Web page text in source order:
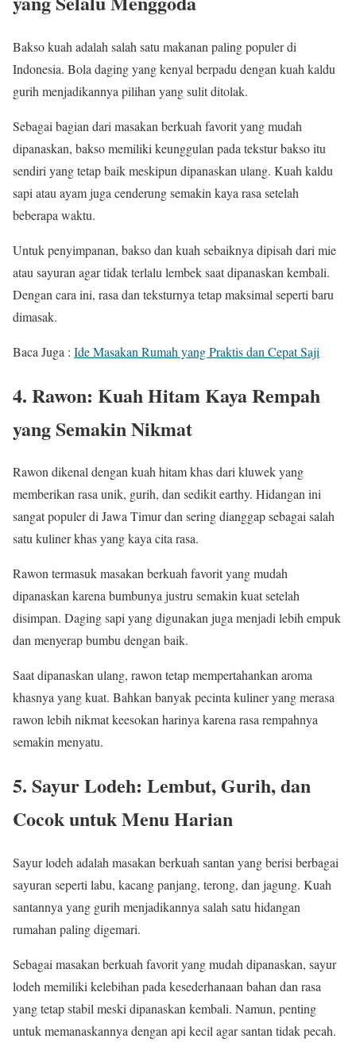
Bakso kuah adalah salah satu makanan paling populer di
Indonesia. Bola daging yang kenyal berpadu dengan kuah kaldu
gurih menjadikannya pilihan yang sulit ditolak.
Sebagai bagian dari masakan berkuah favorit yang mudah
dipanaskan, bakso memiliki keunggulan pada tekstur bakso itu
sendiri yang tetap baik meskipun dipanaskan ulang. Kuah kaldu
sapi atau ayam juga cenderung semakin kaya rasa setelah
beberapa waktu.
Untuk penyimpanan, bakso dan kuah sebaiknya dipisah dari mie
atau sayuran agar tidak terlalu lembek saat dipanaskan kembali.
Dengan cara ini, rasa dan teksturnya tetap maksimal seperti baru
dimasak.
Baca Juga : Ide Masakan Rumah yang Praktis dan Cepat Saji
4. Rawon: Kuah Hitam Kaya Rempah
yang Semakin Nikmat
Rawon dikenal dengan kuah hitam khas dari kluwek yang
memberikan rasa unik, gurih, dan sedikit earthy. Hidangan ini
sangat populer di Jawa Timur dan sering dianggap sebagai salah
satu kuliner khas yang kaya cita rasa.
Rawon termasuk masakan berkuah favorit yang mudah
dipanaskan karena bumbunya justru semakin kuat setelah
disimpan. Daging sapi yang digunakan juga menjadi lebih empuk
dan menyerap bumbu dengan baik.
Saat dipanaskan ulang, rawon tetap mempertahankan aroma
khasnya yang kuat. Bahkan banyak pecinta kuliner yang merasa
rawon lebih nikmat keesokan harinya karena rasa rempahnya
semakin menyatu.
5. Sayur Lodeh: Lembut, Gurih, dan
Cocok untuk Menu Harian
Sayur lodeh adalah masakan berkuah santan yang berisi berbagai
sayuran seperti labu, kacang panjang, terong, dan jagung. Kuah
santannya yang gurih menjadikannya salah satu hidangan
rumahan paling digemari.
Sebagai masakan berkuah favorit yang mudah dipanaskan, sayur
lodeh memiliki kelebihan pada kesederhanaan bahan dan rasa
yang tetap stabil meski dipanaskan kembali. Namun, penting
untuk memanaskannya dengan api kecil agar santan tidak pecah.